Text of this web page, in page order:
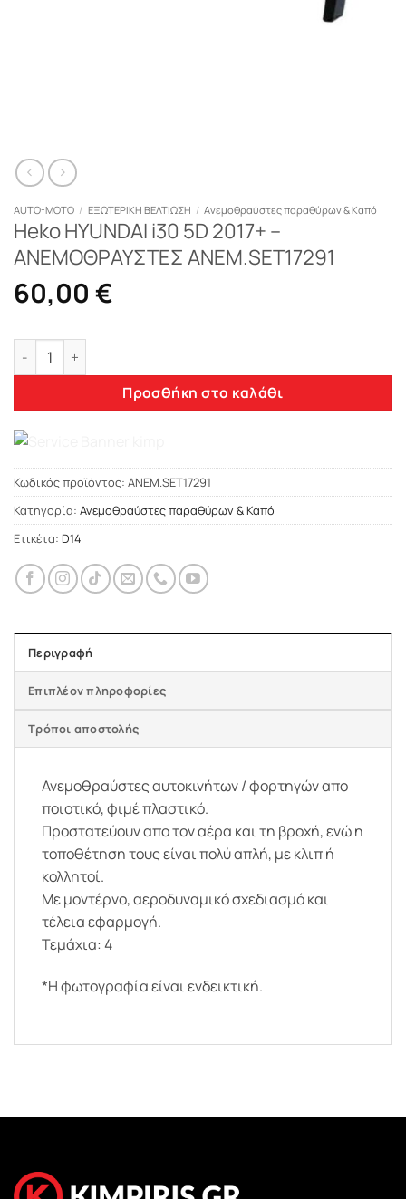
AUTO-MOTO / ΕΞΩΤΕΡΙΚΗ ΒΕΛΤΙΩΣΗ / Ανεμοθραύστες παραθύρων & Καπό
Heko HYUNDAI i30 5D 2017+ –
ΑΝΕΜΟΘΡΑΥΣΤΕΣ ΑΝΕΜ.SET17291
60,00 €
Heko HYUNDAI i30 5D 2017+ - ΑΝΕΜΟΘΡΑΥΣΤΕΣ
Προσθήκη στο καλάθι
Κωδικός προϊόντος: ΑΝΕΜ.SET17291
Κατηγορία: Ανεμοθραύστες παραθύρων & Καπό
Ετικέτα: D14
Περιγραφή
Επιπλέον πληροφορίες
Τρόποι αποστολής
Ανεμοθραύστες αυτοκινήτων / φορτηγών απο
ποιοτικό, φιμέ πλαστικό.
Προστατεύουν απο τον αέρα και τη βροχή, ενώ η
τοποθέτηση τους είναι πολύ απλή, με κλιπ ή
κολλητοί.
Με μοντέρνο, αεροδυναμικό σχεδιασμό και
τέλεια εφαρμογή.
Τεμάχια: 4
*Η φωτογραφία είναι ενδεικτική.